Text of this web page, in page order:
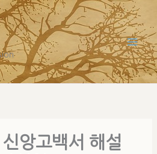
앙고백서 해설